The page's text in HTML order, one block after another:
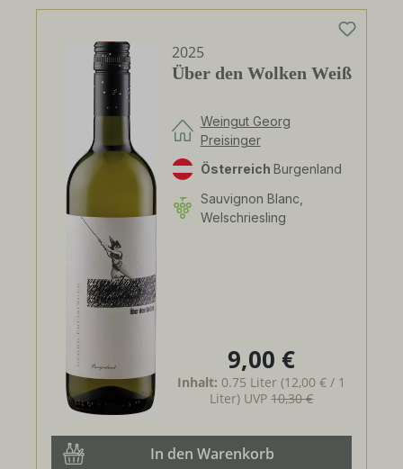
2025
Über den Wolken Weiß
Weingut Georg
Preisinger
Österreich Burgenland
Sauvignon Blanc,
Welschriesling
Regulärer Preis:
9,00 €
Inhalt: 0.75 Liter(12,00 € / 1
Liter) UVP10,30 €
In den Warenkorb